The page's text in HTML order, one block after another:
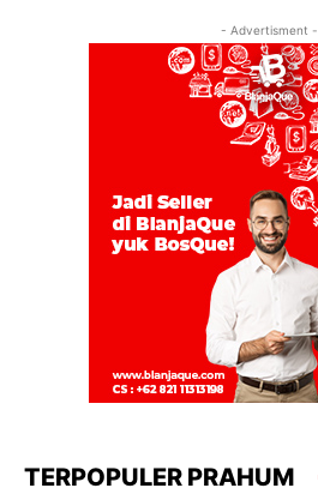
- Advertisment -
TERPOPULER PRAHUM